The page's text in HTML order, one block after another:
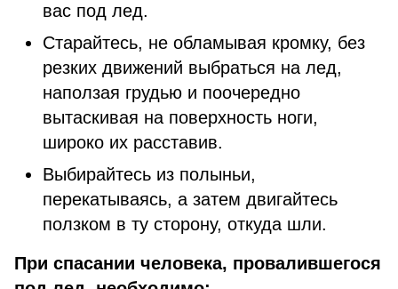
вас под лед.
Старайтесь, не обламывая кромку, без
резких движений выбраться на лед,
наползая грудью и поочередно
вытаскивая на поверхность ноги,
широко их расставив.
Выбирайтесь из полыньи,
перекатываясь, а затем двигайтесь
ползком в ту сторону, откуда шли.
При спасании человека, провалившегося